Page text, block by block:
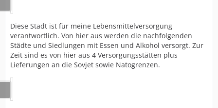
Diese Stadt ist für meine Lebensmittelversorgung
verantwortlich. Von hier aus werden die nachfolgenden
Städte und Siedlungen mit Essen und Alkohol versorgt. Zur
Zeit sind es von hier aus 4 Versorgungsstätten plus
Lieferungen an die Sovjet sowie Natogrenzen.